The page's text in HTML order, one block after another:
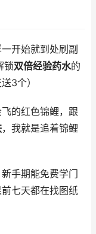
开始就到处刷副
锁双倍经验药水的
3个）
的红色锦鲤，跟
，我就是追着锦鲤
手期能免费学门
七天都在找图纸